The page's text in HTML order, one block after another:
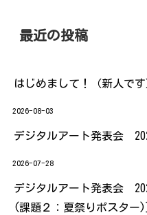
最近の投稿
はじめまして！（新人です
2026-08-03
デジタルアート発表会
2026-07-28
デジタルアート発表会
(課題２：夏祭りポスター)]